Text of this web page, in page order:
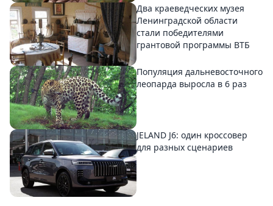
Два краеведческих музея
Ленинградской области
стали победителями
грантовой программы ВТБ
Популяция дальневосточного
леопарда выросла в 6 раз
JELAND J6: один кроссовер
для разных сценариев